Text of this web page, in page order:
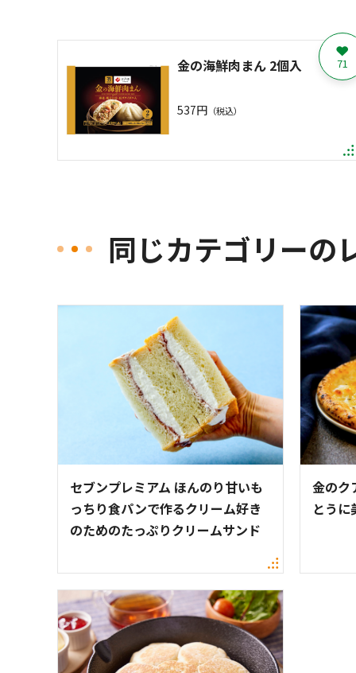
金の海鮮肉まん 2個入
537円 （税込）
71
同じカテゴリーの
セブンプレミアム ほんのり甘いも
っちり食パンで作るクリーム好き
のためのたっぷりクリームサンド
金のク
とう